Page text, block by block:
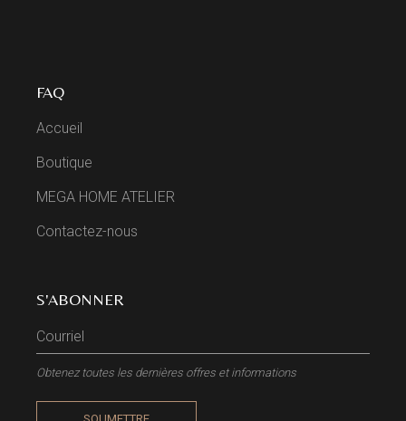
FAQ
Accueil
Boutique
MEGA HOME ATELIER
Contactez-nous
S'ABONNER
Obtenez toutes les dernières offres et informations